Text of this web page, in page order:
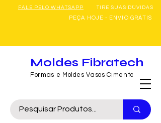
FALE PELO WHATSAPP TIRE SUAS DÚVIDAS
PEÇA HOJE - ENVIO GRÁTIS
Formas e Moldes Vasos Cimento
Moldes Fibratech